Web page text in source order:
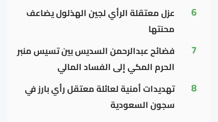
6
عزل معتقلة الرأي لجين الهذلول يضاعف
محنتها
7
فضائح عبدالرحمن السديس بين تسيس منبر
الحرم المكي إلى الفساد المالي
8
تهديدات أمنية لعائلة معتقل رأي بارز في
سجون السعودية